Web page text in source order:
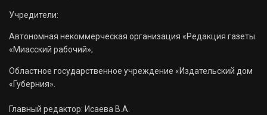
Учредители:
Автономная некоммерческая организация «Редакция газеты
«Миасский рабочий»;
Областное государственное учреждение «Издательский дом
«Губерния».
Главный редактор: Исаева В.А.